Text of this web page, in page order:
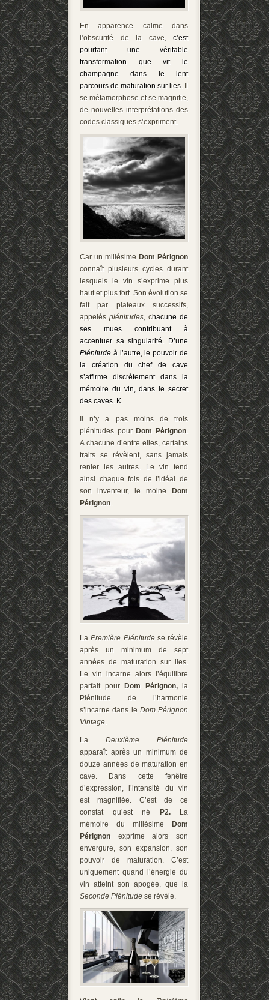
En apparence calme dans
l’obscurité de la cave, c’est
pourtant une véritable
transformation que vit le
champagne dans le lent
parcours de maturation sur lies. Il
se métamorphose et se magnifie,
de nouvelles interprétations des
codes classiques s’expriment.
Car un millésime Dom Pérignon
connaît plusieurs cycles durant
lesquels le vin s’exprime plus
haut et plus fort. Son évolution se
fait par plateaux successifs,
appelés plénitudes, chacune de
ses mues contribuant à
accentuer sa singularité. D’une
Plénitude à l’autre, le pouvoir de
la création du chef de cave
s’affirme discrètement dans la
mémoire du vin, dans le secret
des caves. K
Il n’y a pas moins de trois
plénitudes pour Dom Pérignon.
A chacune d’entre elles, certains
traits se révèlent, sans jamais
renier les autres. Le vin tend
ainsi chaque fois de l’idéal de
son inventeur, le moine
Dom
Pérignon.
LaPremière Plénitudese révèle
après un minimum de sept
années de maturation sur lies.
Le vin incarne alors l’équilibre
parfait pour
Dom Pérignon,
la
Plénitude de l’harmonie
s’incarne dans le Dom Pérignon
Vintage.
La Deuxième Plénitude
apparaît après un minimum de
douze années de maturation en
cave. Dans cette fenêtre
d’expression, l’intensité du vin
est magnifiée. C’est de ce
constat qu’est né
P2.
La
mémoire du millésime
Dom
Pérignon exprime alors son
envergure, son expansion, son
pouvoir de maturation. C’est
uniquement quand l’énergie du
vin atteint son apogée, que la
Seconde Plénitude se révèle.